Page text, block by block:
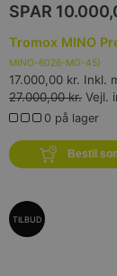
SPAR
Tromox MINO
MINO-6026-MG-45)
17.000,00 kr. Inkl.
27.000,00 kr. Vejl.
0 på lager
Bestil
TILBUD